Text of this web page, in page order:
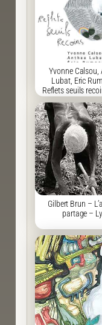
Yvonne Calsou,
Lubat, Eric
Reflets seuils
Gilbert Brun –
partage –